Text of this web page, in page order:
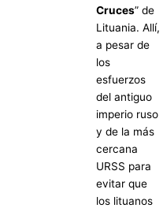
Cruces” de
Lituania. Allí,
a pesar de
los
esfuerzos
del antiguo
imperio ruso
y de la más
cercana
URSS para
evitar que
los lituanos